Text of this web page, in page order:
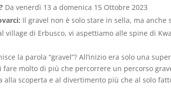
Da venerdì 13 a domenica 15 Ottobre 2023
Il gravel non è solo stare in sella, ma
village di Erbusco, vi aspettiamo alle spine di
la parola “gravel”? All’inizio era solo una
fare molto di più che percorrere un percorso
alla scoperta e al divertimento più che al solo